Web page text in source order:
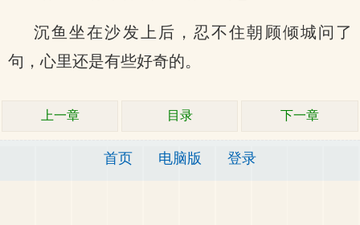
沉鱼坐在沙发上后，忍不住朝顾倾城问了
句，心里还是有些好奇的。
上一章 目录 下一章
首页 电脑版 登录